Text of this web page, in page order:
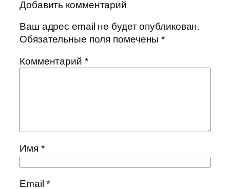
Добавить комментарий
Ваш адрес email не будет опубликован.
Обязательные поля помечены*
Комментарий *
Имя *
Email*